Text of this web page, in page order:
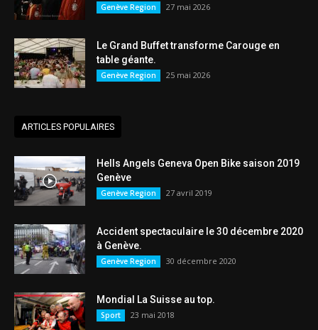
Genève Region 27 mai 2026
Le Grand Buffet transforme Carouge en
table géante.
Genève Region 25 mai 2026
ARTICLES POPULAIRES
Hells Angels Geneva Open Bike saison 2019
Genève
Genève Region 27 avril 2019
Accident spectaculaire le 30 décembre 2020
à Genève.
Genève Region 30 décembre 2020
Mondial La Suisse au top.
Sport 23 mai 2018